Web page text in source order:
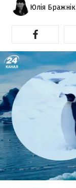
Юлія Бражнік